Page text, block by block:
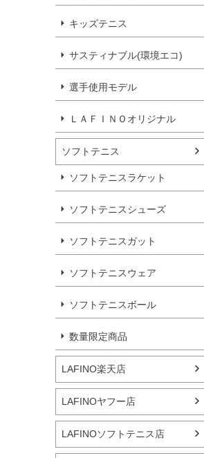
キッズテニス
サスティナブル(環境エコ)
選手使用モデル
ＬＡＦＩＮＯオリジナル
ソフトテニス
ソフトテニスラケット
ソフトテニスシューズ
ソフトテニスガット
ソフトテニスウェア
ソフトテニスボール
数量限定商品
LAFINO楽天店
LAFINOヤフー店
LAFINOソフトテニス店